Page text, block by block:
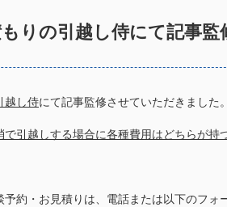
りの引越し侍にて記事
越し侍にて記事監修させていただきました
で引越しする場合に各種費用はどちらが持
約・お見積りは、電話または以下のフォ